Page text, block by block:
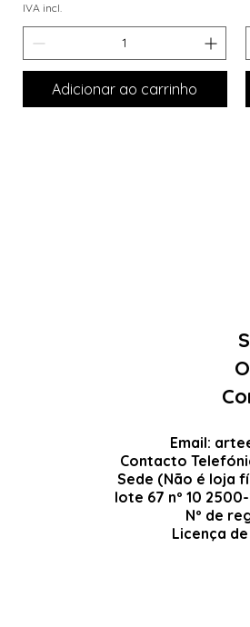
IVA incl.
Adicionar ao carrinho
Email:
Contacto
Sede (Não é loja
lote 67 nº 10
Nº de
Licença